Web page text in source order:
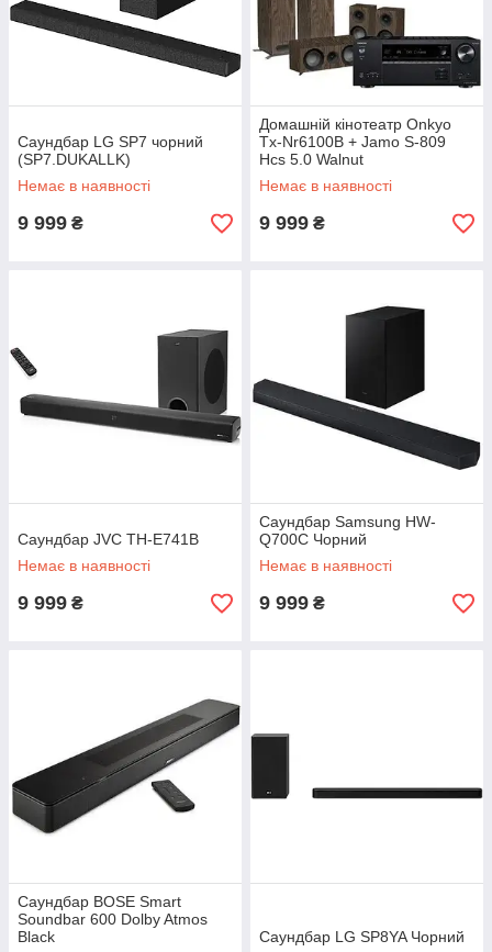
Саундбар LG SP7 чорний
(SP7.DUKALLK)
Немає в наявності
9 999 ₴
Домашній кінотеатр Onkyo
Tx-Nr6100B + Jamo S-809
Hcs 5.0 Walnut
(Txrn6100S809Hcs50Cz+Orz)
Немає в наявності
9 999 ₴
Саундбар JVC TH-E741B
Немає в наявності
9 999 ₴
Саундбар Samsung HW-
Q700C Чорний
Немає в наявності
9 999 ₴
Саундбар BOSE Smart
Soundbar 600 Dolby Atmos
Black
Саундбар LG SP8YA Чорний